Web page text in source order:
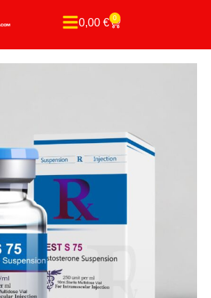
0,00 € 0